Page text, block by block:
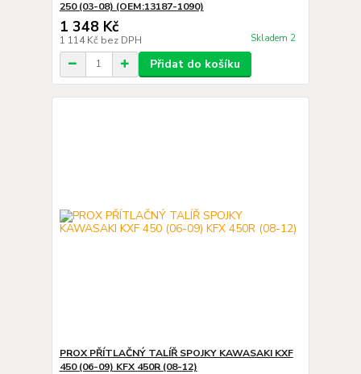
250 (03-08) (OEM:13187-1090)
1 348 Kč
1 114 Kč bez DPH Skladem 2
Přidat do košíku
PROX PŘÍTLAČNÝ TALÍŘ SPOJKY KAWASAKI KXF
450 (06-09) KFX 450R (08-12)